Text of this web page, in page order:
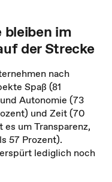
im
der Strecke
nach
Spaß (81
Autonomie (73
und Zeit (70
um Transparenz,
57 Prozent).
lediglich noch